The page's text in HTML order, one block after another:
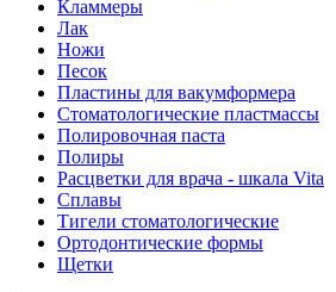
Кламмеры
Лак
Ножи
Песок
Пластины для вакумформера
Стоматологические пластмассы
Полировочная паста
Полиры
Расцветки для врача - шкала Vita
Сплавы
Тигели стоматологические
Ортодонтические формы
Щетки